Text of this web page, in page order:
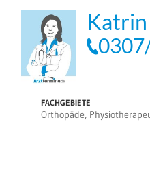
Katrin
FACHGEBIETE
Orthopäde,